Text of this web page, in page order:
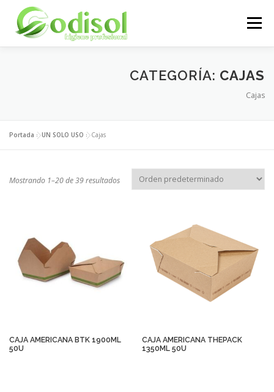
contenido
Menú
PRODUCTOS
CATEGORÍA: CAJAS
Cajas
Portada »UN SOLO USO »Cajas
Mostrando 1–20 de 39 resultados
CAJA AMERICANA BTK 1900ML
50U
CAJA AMERICANA THEPACK
1350ML 50U